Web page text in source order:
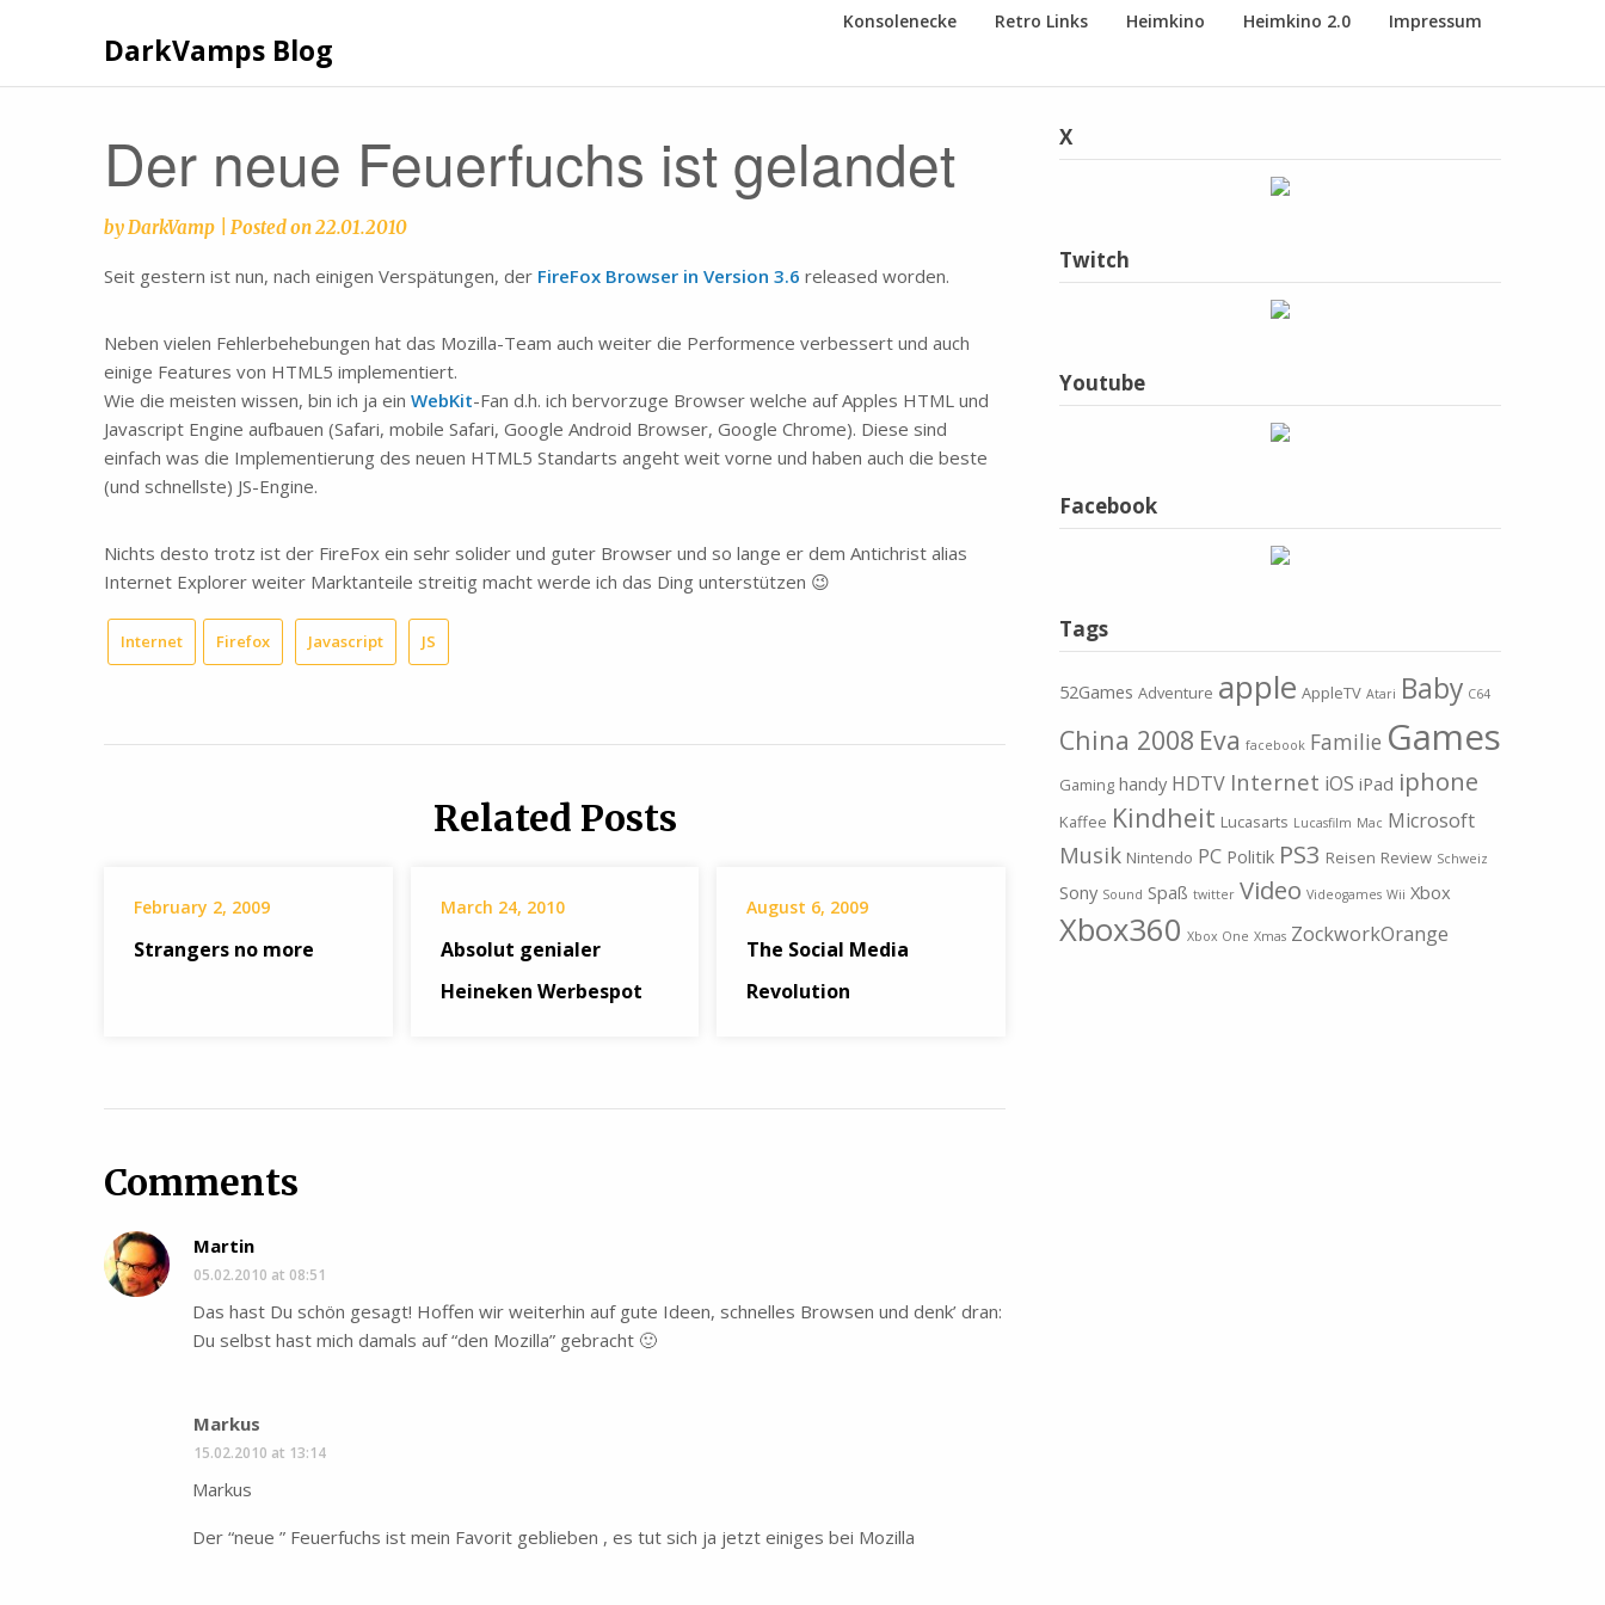
DarkVamps Blog
Konsolenecke Retro Links Heimkino Heimkino 2.0 Impressum
Der neue Feuerfuchs ist gelandet
byDarkVamp Posted on22.01.2010
Seit gestern ist nun, nach einigen Verspätungen, der FireFox Browser in Version 3.6 released worden.
Neben vielen Fehlerbehebungen hat das Mozilla-Team auch weiter die Performence verbessert und auch
einige Features von HTML5 implementiert.
Wie die meisten wissen, bin ich ja ein WebKit-Fan d.h. ich bervorzuge Browser welche auf Apples HTML und
Javascript Engine aufbauen (Safari, mobile Safari, Google Android Browser, Google Chrome). Diese sind
einfach was die Implementierung des neuen HTML5 Standarts angeht weit vorne und haben auch die beste
(und schnellste) JS-Engine.
Nichts desto trotz ist der FireFox ein sehr solider und guter Browser und so lange er dem Antichrist alias
Internet Explorer weiter Marktanteile streitig macht werde ich das Ding unterstützen 😉
Internet Firefox Javascript JS
Related Posts
February 2, 2009
Strangers no more
March 24, 2010
Absolut genialer
Heineken Werbespot
August 6, 2009
The Social Media
Revolution
Comments
Martin
05.02.2010 at 08:51
Das hast Du schön gesagt! Hoffen wir weiterhin auf gute Ideen, schnelles Browsen und denk’ dran:
Du selbst hast mich damals auf “den Mozilla” gebracht 🙂
Markus
15.02.2010 at 13:14
Markus
Der “neue ” Feuerfuchs ist mein Favorit geblieben , es tut sich ja jetzt einiges bei Mozilla
X
Twitch
Youtube
Facebook
Tags
52Games Adventure apple AppleTV Atari Baby C64
China 2008 Eva facebook Familie Games
Gaming handy HDTV Internet iOS iPad iphone
Kaffee Kindheit Lucasarts Lucasfilm Mac Microsoft
Musik Nintendo PC Politik PS3 Reisen Review Schweiz
Sony Sound Spaß twitter Video Videogames Wii Xbox
Xbox360 Xbox One Xmas ZockworkOrange